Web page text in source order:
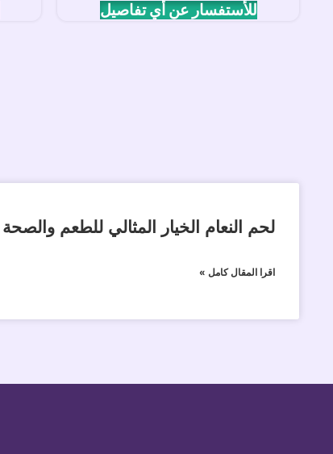
للأستفسار عن أي تفاصيل
لحم النعام الخيار المثالي للطعم والصحة
اقرا المقال كامل »